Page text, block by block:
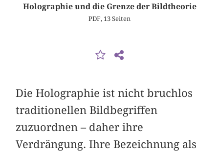
Holographie und die Grenze der Bildtheorie
PDF, 13 Seiten
Die Holographie ist nicht bruchlos
traditionellen Bildbegriffen
zuzuordnen – daher ihre
Verdrängung. Ihre Bezeichnung als